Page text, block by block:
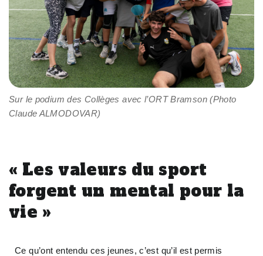
Sur le podium des Collèges avec l’ORT Bramson (Photo
Claude ALMODOVAR)
« Les valeurs du sport
forgent un mental pour la
vie »
Ce qu’ont entendu ces jeunes, c’est qu’il est permis